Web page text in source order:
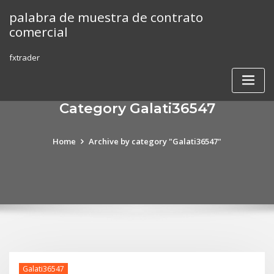
content
palabra de muestra de contrato
comercial
fxtrader
Category Galati36547
Home Archive by category "Galati36547"
Galati36547